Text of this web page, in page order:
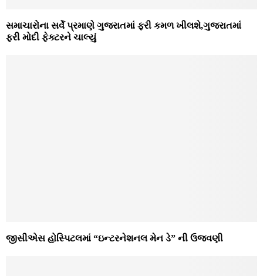
સમાચારોના સર્વે પ્રમાણે ગુજરાતમાં ફરી કમળ ખીલશે,ગુજરાતમાં
ફરી મોદી ફેક્ટરને ચાલ્યું
જીસીએસ હોસ્પિટલમાં “ઇન્ટરનેશનલ મેન ડે” ની ઉજવણી